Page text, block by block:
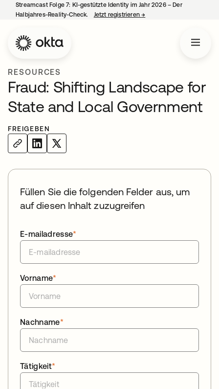
Streamcast Folge 7: KI-gestützte Identity im Jahr 2026 – Der
Halbjahres-Reality-Check.
Jetzt registrieren→
RESOURCES
Fraud: Shifting Landscape for
State and Local Government
FREIGEBEN
Füllen Sie die folgenden Felder aus, um
auf diesen Inhalt zuzugreifen
*
E-mailadresse
*
Vorname
*
Nachname
*
Tätigkeit